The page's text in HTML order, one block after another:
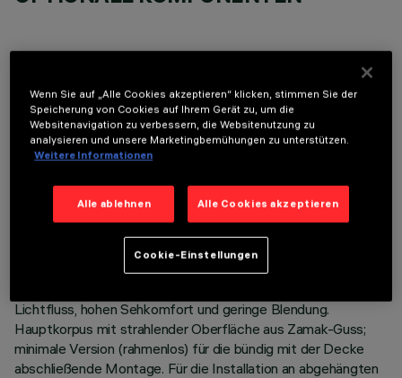
TECHNISCHE DATEN
LETZTES UPDATE: 05.08.2026
BESCHREIBUNG
Elementen mit LED-Lampen - feste Optik. Trotz der sehr
kompakten Größe der Leuchte sorgt die patentierte
Lichtfluss, hohen Sehkomfort und geringe Blendung.
Hauptkorpus mit strahlender Oberfläche aus Zamak-Guss;
minimale Version (rahmenlos) für die bündig mit der Decke
abschließende Montage. Für die Installation an abgehängten
Wenn Sie auf „Alle Cookies akzeptieren“ klicken, stimmen Sie der
Speicherung von Cookies auf Ihrem Gerät zu, um die
Websitenavigation zu verbessern, die Websitenutzung zu
analysieren und unsere Marketingbemühungen zu unterstützen.
Weitere Informationen
Alle ablehnen Alle Cookies akzeptieren
Cookie-Einstellungen